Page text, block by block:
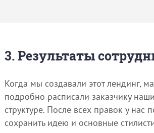
3. Результаты
Когда мы создавали этот лендинг,
подробно расписали заказчику
структуре. После всех правок у нас
сохранить идею и основные